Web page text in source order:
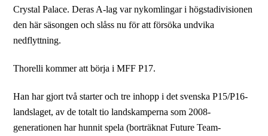
Crystal Palace. Deras A-lag var nykomlingar i högstadivisionen
den här säsongen och slåss nu för att försöka undvika
nedflyttning.
Thorelli kommer att börja i MFF P17.
Han har gjort två starter och tre inhopp i det svenska P15/P16-
landslaget, av de totalt tio landskamperna som 2008-
generationen har hunnit spela (borträknat Future Team-